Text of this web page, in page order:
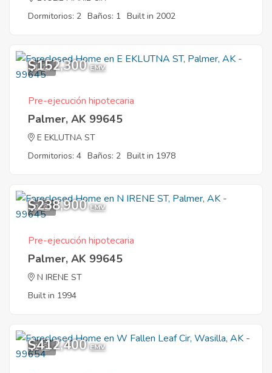
Dormitorios: 2 Baños: 1 Built in 2002
1
$152,300 EMV
Pre-ejecución hipotecaria
Palmer, AK 99645
E EKLUTNA ST
Dormitorios: 4 Baños: 2 Built in 1978
2
$238,900 EMV
Pre-ejecución hipotecaria
Palmer, AK 99645
N IRENE ST
Built in 1994
1
$412,400 EMV